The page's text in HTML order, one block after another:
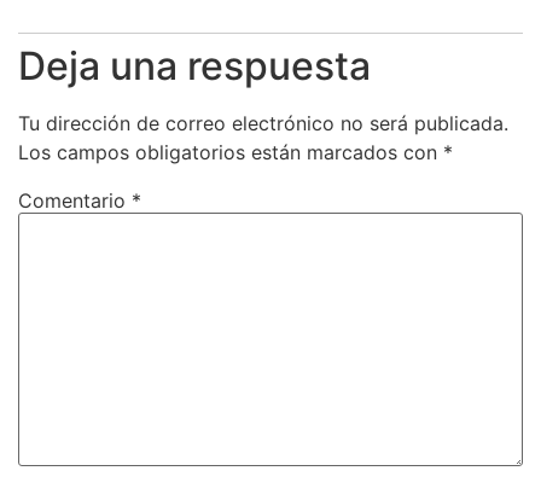
Deja una respuesta
Tu dirección de correo electrónico no será publicada.
Los campos obligatorios están marcados con *
Comentario *